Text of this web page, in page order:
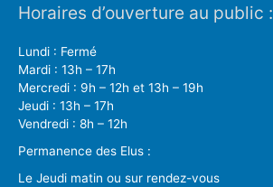
Horaires d’ouverture au public :
Lundi : Fermé
Mardi : 13h – 17h
Mercredi : 9h – 12h et 13h – 19h
Jeudi : 13h – 17h
Vendredi : 8h – 12h
Permanence des Elus :
Le Jeudi matin ou sur rendez-vous